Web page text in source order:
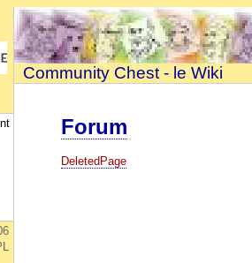
Community Chest - le Wiki
Forum
DeletedPage